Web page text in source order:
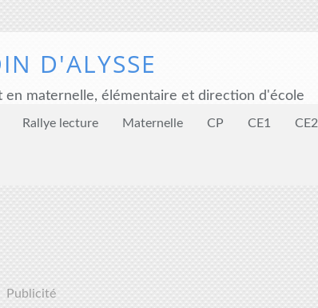
D'ALYSSE
en maternelle, élémentaire et direction d'école
Rallye lecture Maternelle CP CE1 CE2
Publicité